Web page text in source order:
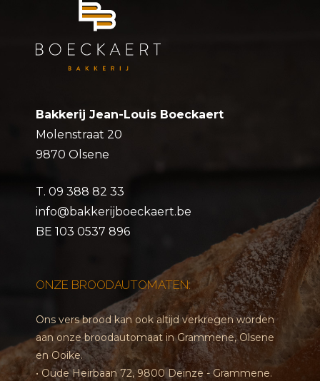
Bakkerij Jean-Louis Boeckaert
Molenstraat 20
9870 Olsene
T. 09 388 82 33
info@bakkerijboeckaert.be
BE 103 0537 896
ONZE BROODAUTOMATEN:
Ons vers brood kan ook altijd verkregen worden
aan onze broodautomaat in Grammene, Olsene
en Ooike.
• Oude Heirbaan 72, 9800 Deinze - Grammene.